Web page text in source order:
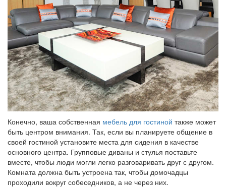
Конечно, ваша собственная мебель для гостиной также может
быть центром внимания. Так, если вы планируете общение в
своей гостиной установите места для сидения в качестве
основного центра. Групповые диваны и стулья поставьте
вместе, чтобы люди могли легко разговаривать друг с другом.
Комната должна быть устроена так, чтобы домочадцы
проходили вокруг собеседников, а не через них.